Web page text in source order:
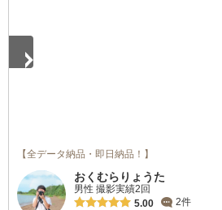
【全データ納品・即日納品！】
おくむらりょうた
男性 撮影実績2回
5.00
2件